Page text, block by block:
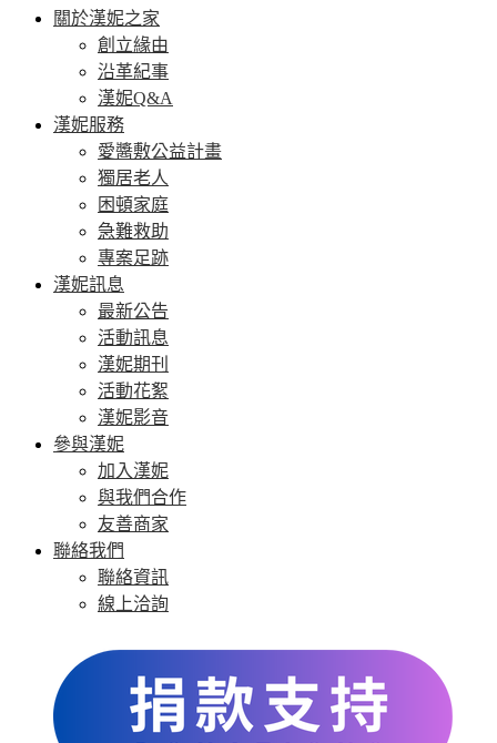
關於漢妮之家
創立緣由
沿革紀事
漢妮Q&A
漢妮服務
愛醬敷公益計畫
獨居老人
困頓家庭
急難救助
專案足跡
漢妮訊息
最新公告
活動訊息
漢妮期刊
活動花絮
漢妮影音
參與漢妮
加入漢妮
與我們合作
友善商家
聯絡我們
聯絡資訊
線上洽詢